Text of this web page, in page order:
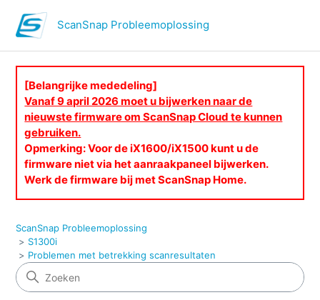
ScanSnap Probleemoplossing
[Belangrijke mededeling]
Vanaf 9 april 2026 moet u bijwerken naar de
nieuwste firmware om ScanSnap Cloud te kunnen
gebruiken.
Opmerking: Voor de iX1600/iX1500 kunt u de
firmware niet via het aanraakpaneel bijwerken.
Werk de firmware bij met ScanSnap Home.
ScanSnap Probleemoplossing
S1300i
Problemen met betrekking scanresultaten